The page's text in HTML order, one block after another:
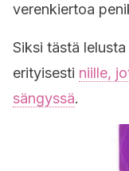
verenkiertoa
Siksi tästä
erityisesti niille,
sängyssä.